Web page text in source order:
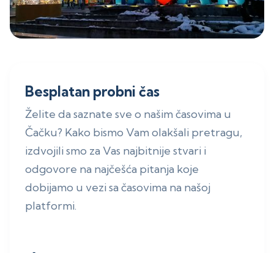
Besplatan probni čas
Želite da saznate sve o našim časovima u
Čačku? Kako bismo Vam olakšali pretragu,
izdvojili smo za Vas najbitnije stvari i
odgovore na najčešća pitanja koje
dobijamo u vezi sa časovima na našoj
platformi.